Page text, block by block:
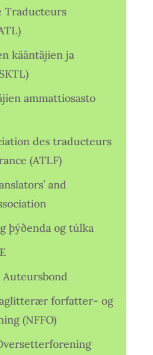
Traducteurs
kääntäjien ja
ammattiosasto
des traducteurs
(ATLF)
and
þýðenda og túlka
forfatter- og
(NFFO)